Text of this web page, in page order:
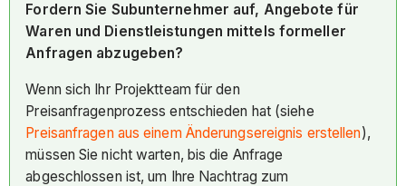
Fordern Sie Subunternehmer auf, Angebote für
Waren und Dienstleistungen mittels formeller
Anfragen abzugeben?
Wenn sich Ihr Projektteam für den
Preisanfragenprozess entschieden hat (siehe
Preisanfragen aus einem Änderungsereignis erstellen),
müssen Sie nicht warten, bis die Anfrage
abgeschlossen ist, um Ihre Nachtrag zum